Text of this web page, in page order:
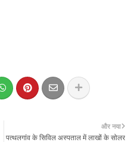
और नया
पत्थलगांव के सिविल अस्पताल में लाखों के सोलर